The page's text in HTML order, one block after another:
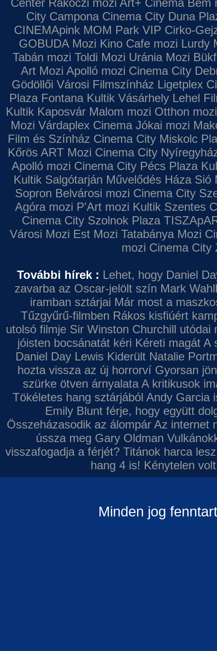
Center Rákóczi mozi Art+ Cinema Bem
City Campona Cinema City Duna
CINEMApink MOM Park VIP Cirko-
GOBUDA Mozi Kino Cafe mozi Lurdy
Tabán mozi Toldi Mozi Uránia Mozi
Art Mozi Apolló mozi Cinema City
Gödöllői Városi Filmszínház Ligetplex
Plaza Fontana Kultik Vásárhely Lehel
Kultik Kaposvár Malom mozi Otthon mozi
Mozi Várdaplex Cinema Jókai mozi
Film és Színház Cinema City Miskolc
Kőrös ART Mozi Cinema City
Apolló mozi Cinema City Pécs Plaza
Kultik Salgótarján Művelődés Háza Sió
Sopron Belvárosi mozi Cinema City
Agóra mozi P'Art mozi Kultik Szentes
Cinema City Szolnok Plaza
Városi Mozi Est Mozi Tatabánya Mozi
mozi Cinema City
További hírek : Lehet, hogy Daniel
zavarba az Oscar-jelölt szín Mark
iramban sztárjai Már most a
Tűzgyűrű-filmben Rákos kisfiúért
utolsó filmje Sir Winston Churchill utódai
jóisten bocsánatát kéri Kéreti magát A
Daniel Day Lewis Kiderült Natalie
hozta vissza az új horrorví Gyorsan
szürke ötven árnyalata A kritikusok
Tökéletes hang sztárjából Andy Garcia
Emily Blunt férje, hogy együtt
Összeházasodik az álompár Az internet
ússza meg Gary Oldman
visszafogadja a férjét? Titánok harca
hang 4 is! Kénytelen
Minden jog